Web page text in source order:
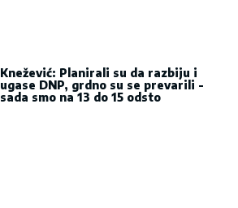
Knežević: Planirali su da razbiju i
ugase DNP, grdno su se prevarili -
sada smo na 13 do 15 odsto